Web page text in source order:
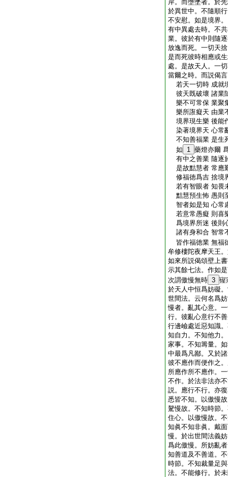
岸。而墮墜者。於
於異世中。不隨順
不安慰。如是境界
有中異處去時。不
業。彼於有中則隨
放逸而死。一切天
是而死彼時相應或
處。是故天人。一
當爾之時。而説偈言
若天一切時 成就
彼天既破壞 諸業
樂不可常保 業聚
樂所誑癡天 由業
境界現生樂 後能
染著境界天 心常
不知善福業 是生
如
1 藥燈亦爾
有中之善業 隨逐
是故黠慧者 常應
修福徳爲吉 捨境
若有智眼者 知畏
黠慧預生怖 愚則
智者如是知 心常
若意常愚癡 則喜
爲境界所迷 後則
諸有身和合 智常
皆作福徳業 無福
牟修樓陀夜摩天王
如來所説偈頌壁上
示其餘七法。作如
次謂傲慢無時 3 㝭
於天人中恒爲妨礙
世間法。云何名爲
慢者。亂其心意。
行。彼亂心意行不
行邊嶮處近惡知識
知自力。不知他力
家事。不知籌量。
中最爲凡鄙。又於
彼不應作而便作之
所應作所不應作。
不作。於法非法亦
説。應行不行。亦
悉皆不知。以傲慢
驁慢故。不知時節
住心。以傲慢故。
知眞不知非眞。戴
慢。於出世間法義
爲此傲慢。所妨亂
知善道及不善道。
時節。不知裁量足
法。不能修行。於